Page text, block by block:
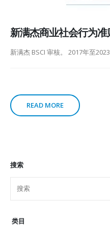
新满杰商业社会行为准
新满杰 BSCI 审核。 2017年至
READ MORE
搜索
类目